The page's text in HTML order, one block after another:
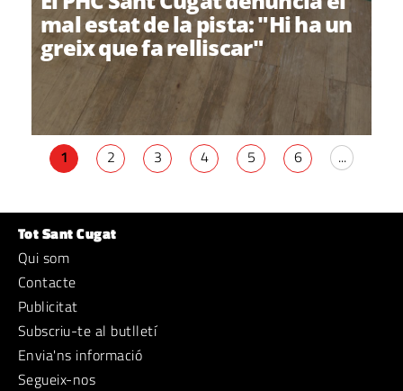
mal estat de la pista: "Hi ha un
greix que fa relliscar"
1 2 3 4 5 6 ...
Tot Sant Cugat
Qui som
Contacte
Publicitat
Subscriu-te al butlletí
Envia'ns informació
Segueix-nos